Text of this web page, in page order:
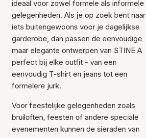
ideaal voor zowel formele als informele
gelegenheden. Als je op zoek bent naar
iets buitengewoons voor je dagelijkse
garderobe, dan passen de eenvoudige
maar elegante ontwerpen van STINE A
perfect bij elke outfit - van een
eenvoudig T-shirt en jeans tot een
formelere jurk.
Voor feestelijke gelegenheden zoals
bruiloften, feesten of andere speciale
evenementen kunnen de sieraden van